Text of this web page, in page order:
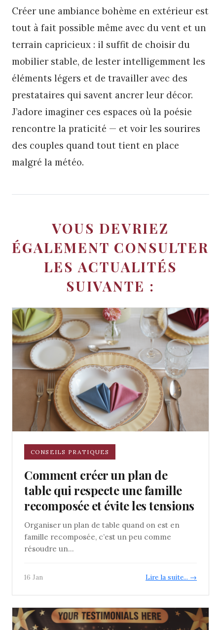
Créer une ambiance bohème en extérieur est
tout à fait possible même avec du vent et un
terrain capricieux : il suffit de choisir du
mobilier stable, de lester intelligemment les
éléments légers et de travailler avec des
prestataires qui savent ancrer leur décor.
J’adore imaginer ces espaces où la poésie
rencontre la praticité — et voir les sourires
des couples quand tout tient en place
malgré la météo.
VOUS DEVRIEZ
ÉGALEMENT CONSULTER
LES ACTUALITÉS
SUIVANTE :
CONSEILS PRATIQUES
Comment créer un plan de
table qui respecte une famille
recomposée et évite les tensions
Organiser un plan de table quand on est en
famille recomposée, c’est un peu comme
résoudre un...
16 Jan Lire la suite... →